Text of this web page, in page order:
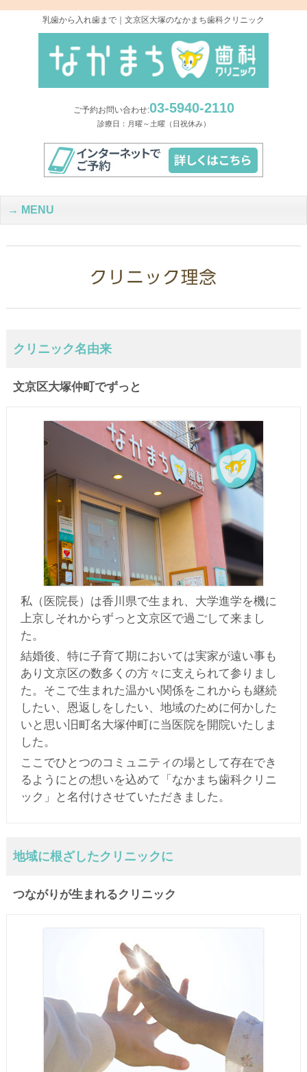
乳歯から入れ歯まで｜文京区大塚のなかまち歯科クリニック
ご予約お問い合わせ:03-5940-2110
診療日：月曜～土曜（日祝休み）
MENU
クリニック名由来
文京区大塚仲町でずっと
私（医院長）は香川県で生まれ、大学進学を機に
上京しそれからずっと文京区で過ごして来まし
た。
結婚後、特に子育て期においては実家が遠い事も
あり文京区の数多くの方々に支えられて参りまし
た。そこで生まれた温かい関係をこれからも継続
したい、恩返しをしたい、地域のために何かした
いと思い旧町名大塚仲町に当医院を開院いたしま
した。
ここでひとつのコミュニティの場として存在でき
るようにとの想いを込めて「なかまち歯科クリニ
ック」と名付けさせていただきました。
地域に根ざしたクリニックに
つながりが生まれるクリニック